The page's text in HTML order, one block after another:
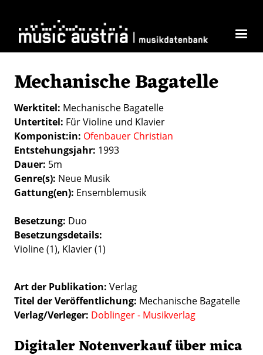
Mechanische Bagatelle
Werktitel Mechanische Bagatelle
Untertitel Für Violine und Klavier
Komponist:in Ofenbauer Christian
Entstehungsjahr 1993
Dauer 5m
Genre(s) Neue Musik
Gattung(en) Ensemblemusik
Besetzung Duo
Besetzungsdetails
Violine (1), Klavier (1)
Art der Publikation Verlag
Titel der Veröffentlichung Mechanische Bagatelle
Verlag/Verleger Doblinger - Musikverlag
Digitaler Notenverkauf über mica